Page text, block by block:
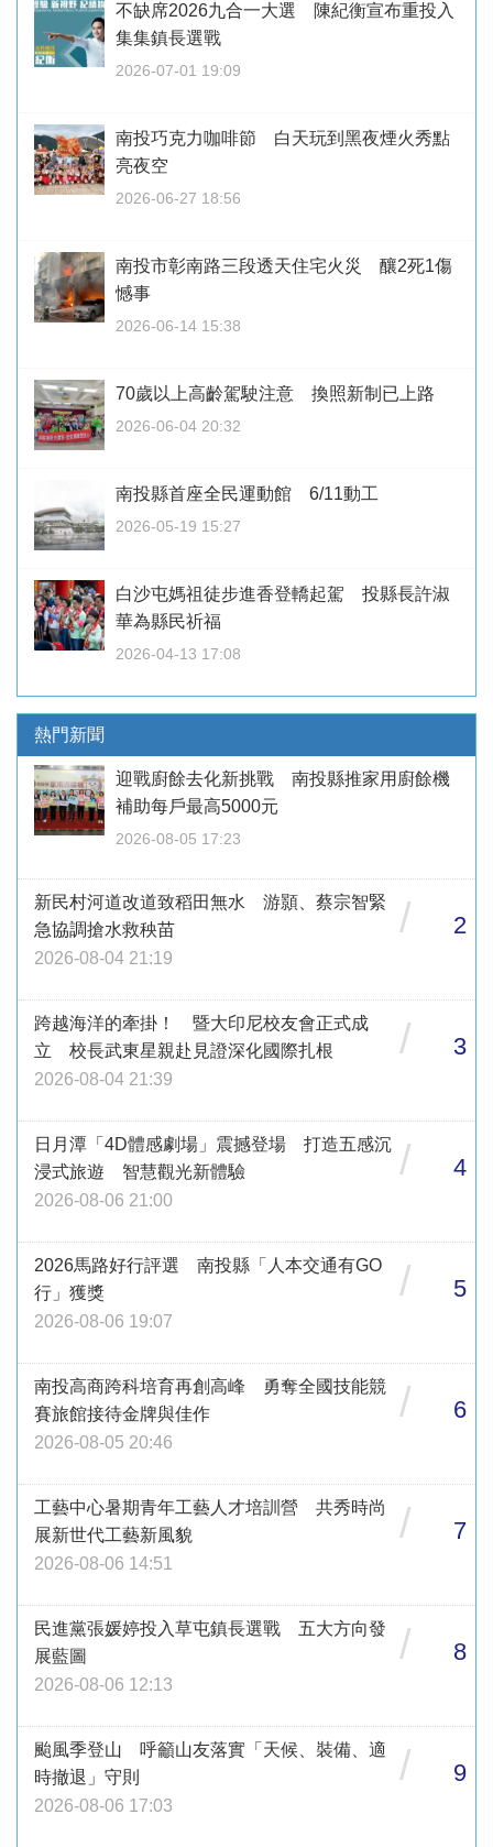
不缺席2026九合一大選 陳紀衡宣布重投入
集集鎮長選戰
2026-07-01 19:09
南投巧克力咖啡節 白天玩到黑夜煙火秀點
亮夜空
2026-06-27 18:56
南投市彰南路三段透天住宅火災 釀2死1傷
憾事
2026-06-14 15:38
70歲以上高齡駕駛注意 換照新制已上路
2026-06-04 20:32
南投縣首座全民運動館 6/11動工
2026-05-19 15:27
白沙屯媽祖徒步進香登轎起駕 投縣長許淑
華為縣民祈福
2026-04-13 17:08
熱門新聞
迎戰廚餘去化新挑戰 南投縣推家用廚餘機
補助每戶最高5000元
2026-08-05 17:23
新民村河道改道致稻田無水 游顥、蔡宗智緊
急協調搶水救秧苗
2026-08-04 21:19
/ 2
跨越海洋的牽掛！ 暨大印尼校友會正式成
立 校長武東星親赴見證深化國際扎根
2026-08-04 21:39
/ 3
日月潭「4D體感劇場」震撼登場 打造五感沉
浸式旅遊 智慧觀光新體驗
2026-08-06 21:00
/ 4
2026馬路好行評選 南投縣「人本交通有GO
行」獲獎
2026-08-06 19:07
/ 5
南投高商跨科培育再創高峰 勇奪全國技能競
賽旅館接待金牌與佳作
2026-08-05 20:46
/ 6
工藝中心暑期青年工藝人才培訓營 共秀時尚
展新世代工藝新風貌
2026-08-06 14:51
/ 7
民進黨張媛婷投入草屯鎮長選戰 五大方向發
展藍圖
2026-08-06 12:13
/ 8
颱風季登山 呼籲山友落實「天候、裝備、適
時撤退」守則
2026-08-06 17:03
/ 9